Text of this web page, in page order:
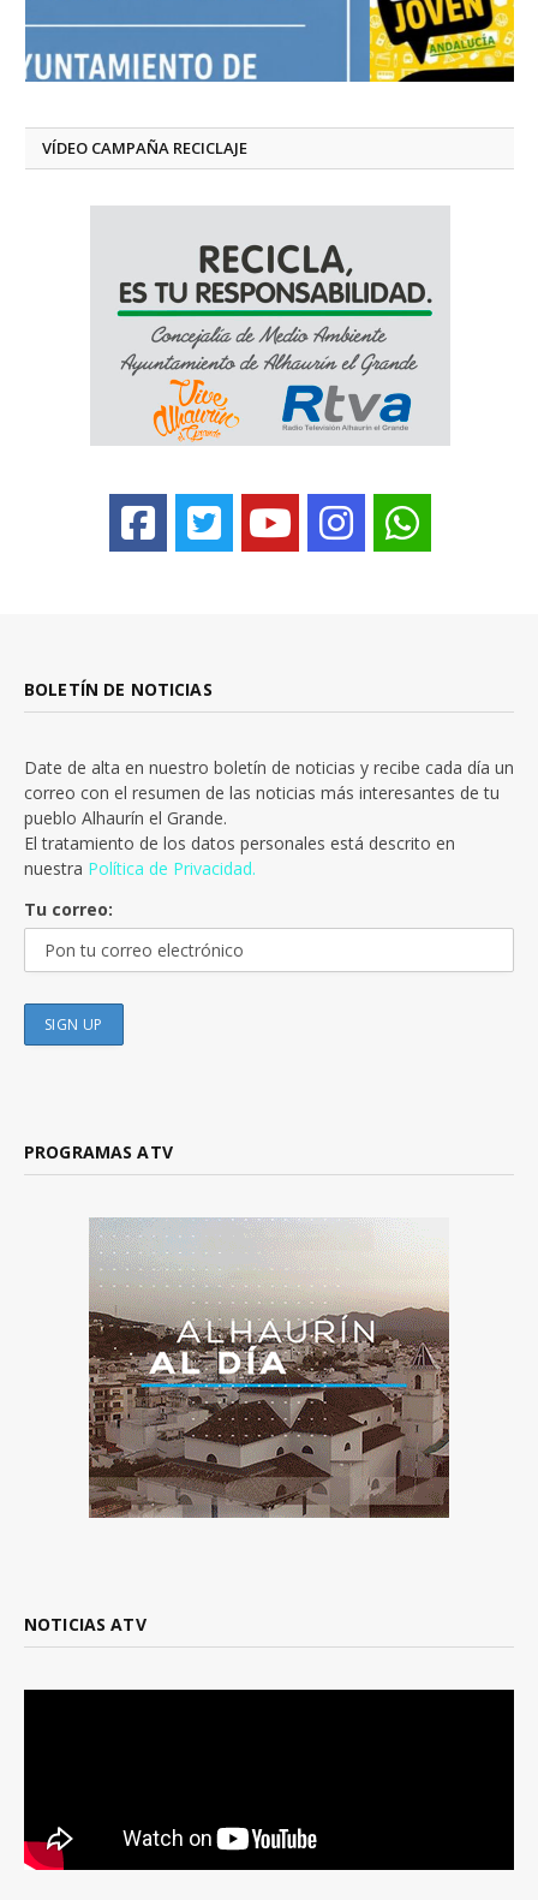
VÍDEO CAMPAÑA RECICLAJE
BOLETÍN DE NOTICIAS
Date de alta en nuestro boletín de noticias y recibe cada día un
correo con el resumen de las noticias más interesantes de tu
pueblo Alhaurín el Grande.
El tratamiento de los datos personales está descrito en
nuestra Política de Privacidad.
Tu correo:
PROGRAMAS ATV
NOTICIAS ATV